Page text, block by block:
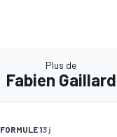
Plus de
Fabien Gaillard
FORMULE 13 j